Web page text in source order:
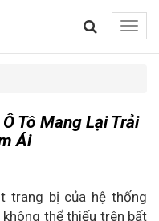
Toggle
Tô Mang Lại Trải
Ái
trang bị của hệ thống
thể thiếu trên bất